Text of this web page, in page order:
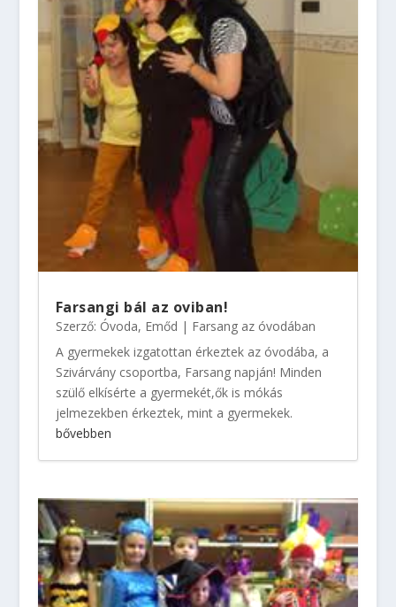
Farsangi bál az oviban!
Szerző: Óvoda, Emőd | Farsang az óvodában
A gyermekek izgatottan érkeztek az óvodába, a
Szivárvány csoportba, Farsang napján! Minden
szülő elkísérte a gyermekét,ők is mókás
jelmezekben érkeztek, mint a gyermekek.
bővebben